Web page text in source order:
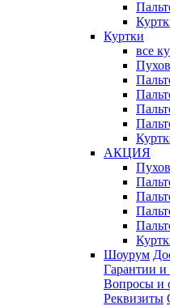
Куртки
все
АКЦИЯ
Шоурум
Гарантии и
Вопросы и
Реквизиты